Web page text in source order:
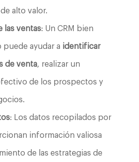
alto valor.
las ventas: Un CRM bien
ayudar a identificar
de venta, realizar un
de los prospectos y
: Los datos recopilados por
información valiosa
de las estrategias de